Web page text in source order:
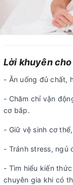
Lời khuyên
- Ăn uống đủ chất,
- Chăm chỉ vận
cơ bắp.
- Giữ vệ sinh cơ
- Tránh stress, ngủ
- Tìm hiểu kiến
chuyên gia khi có